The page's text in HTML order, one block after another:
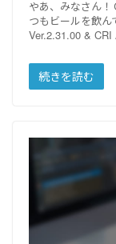
やあ、みなさん
つもビールを飲
Ver.2.31.00 &
続きを読む